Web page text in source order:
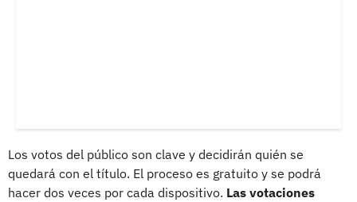
Los votos del público son clave y decidirán quién se
quedará con el título. El proceso es gratuito y se podrá
hacer dos veces por cada dispositivo. Las votaciones